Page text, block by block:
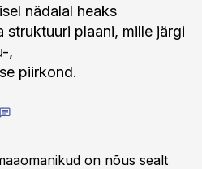
nädalal heaks
struktuuri plaani, mille järgi
,
piirkond.
on nõus sealt